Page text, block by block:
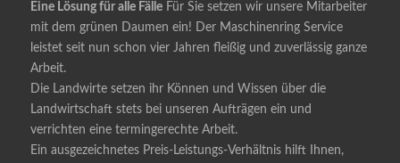
Eine Lösung für alle Fälle Für Sie setzen wir unsere Mitarbeiter
mit dem grünen Daumen ein! Der Maschinenring Service
leistet seit nun schon vier Jahren fleißig und zuverlässig ganze
Arbeit.
Die Landwirte setzen ihr Können und Wissen über die
Landwirtschaft stets bei unseren Aufträgen ein und
verrichten eine termingerechte Arbeit.
Ein ausgezeichnetes Preis-Leistungs-Verhältnis hilft Ihnen,